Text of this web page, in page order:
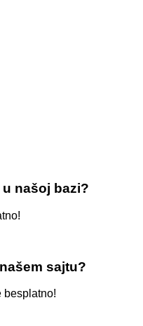
našoj bazi?
sajtu?
besplatno!